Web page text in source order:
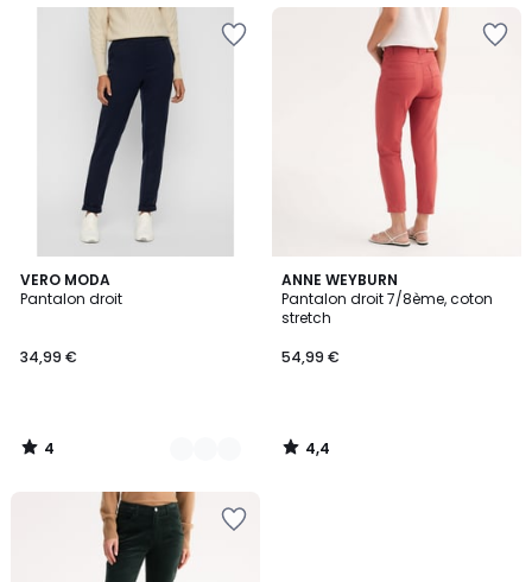
VERO MODA
Pantalon droit
34,99 €
4
/
2
Couleurs
4
/
ANNE WEYBURN
Pantalon droit 7/8ème, coton
stretch
54,99 €
4,4
/ 5
4,4
/